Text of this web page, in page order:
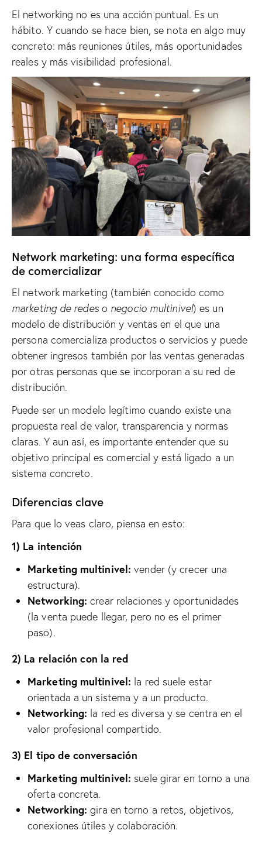
El networking no es una acción puntual. Es un
hábito. Y cuando se hace bien, se nota en algo muy
concreto: más reuniones útiles, más oportunidades
reales y más visibilidad profesional.
Network marketing: una forma específica
de comercializar
El network marketing (también conocido como
marketing de redeso negocio multinivel) es un
modelo de distribución y ventas en el que una
persona comercializa productos o servicios y puede
obtener ingresos también por las ventas generadas
por otras personas que se incorporan a su red de
distribución.
Puede ser un modelo legítimo cuando existe una
propuesta real de valor, transparencia y normas
claras. Y aun así, es importante entender que su
objetivo principal es comercial y está ligado a un
sistema concreto.
Diferencias clave
Para que lo veas claro, piensa en esto:
1) La intención
Marketing multinivel: vender (y crecer una
estructura).
Networking: crear relaciones y oportunidades
(la venta puede llegar, pero no es el primer
paso).
2) La relación con la red
Marketing multinivel: la red suele estar
orientada a un sistema y a un producto.
Networking: la red es diversa y se centra en el
valor profesional compartido.
3) El tipo de conversación
Marketing multinivel: suele girar en torno a una
oferta concreta.
Networking: gira en torno a retos, objetivos,
conexiones útiles y colaboración.